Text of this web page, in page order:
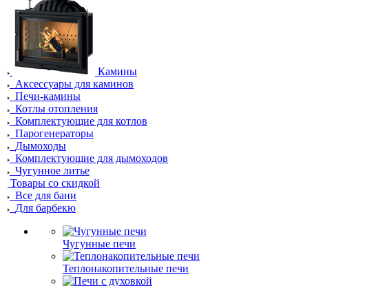
Камины
Аксессуары для каминов
Печи-камины
Котлы отопления
Комплектующие для котлов
Парогенераторы
Дымоходы
Комплектующие для дымоходов
Чугунное литье
Товары со скидкой
Все для бани
Для барбекю
Чугунные печи
Теплонакопительные печи